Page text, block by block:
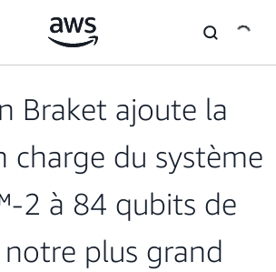
Braket ajoute la
charge du système
2 à 84 qubits de
plus grand